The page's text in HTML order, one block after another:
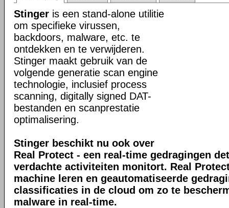
Stinger is een stand-alone utilitie
om specifieke virussen,
backdoors, malware, etc. te
ontdekken en te verwijderen.
Stinger maakt gebruik van de
volgende generatie scan engine
technologie, inclusief process
scanning, digitally signed DAT-
bestanden en scanprestatie
optimalisering.
Stinger beschikt nu ook over
Real Protect - een real-time gedragingen
verdachte activiteiten monitort. Real
machine leren en geautomatiseerde
classificaties in de cloud om zo te
malware in real-time.